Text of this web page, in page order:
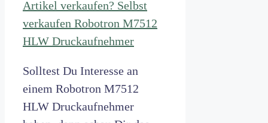
Solltest Du Interesse an
einem Robotron M7512
HLW Druckaufnehmer